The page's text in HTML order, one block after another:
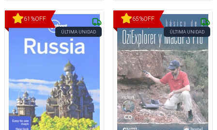
61 %OFF
ÚLTIMA UNIDAD
65%OFF
ÚLTIMA UNIDAD